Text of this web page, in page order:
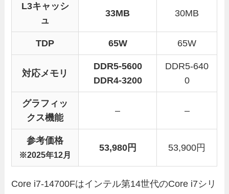
L3キャッシ
ュ
33MB 30MB
TDP 65W 65W
対応メモリ
DDR5-5600
DDR4-3200
DDR5-640
0
グラフィッ
クス機能
– –
参考価格
※2025年12月
53,980円 53,900円
Core i7-14700Fはインテル第14世代のCore i7シリ